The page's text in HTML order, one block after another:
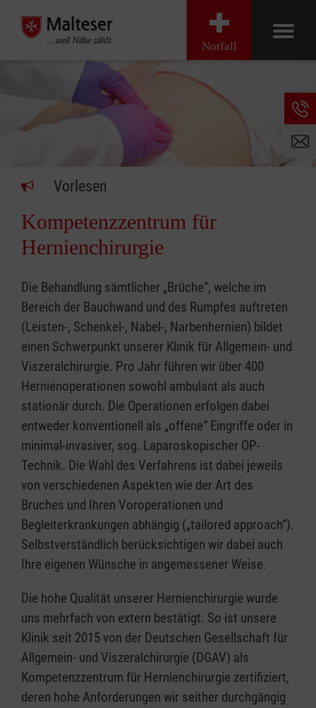
Notfall
Vorlesen
Kompetenzzentrum für
Hernienchirurgie
Die Behandlung sämtlicher „Brüche“, welche im
Bereich der Bauchwand und des Rumpfes auftreten
(Leisten-, Schenkel-, Nabel-, Narbenhernien) bildet
einen Schwerpunkt unserer Klinik für Allgemein- und
Viszeralchirurgie. Pro Jahr führen wir über 400
Hernienoperationen sowohl ambulant als auch
stationär durch. Die Operationen erfolgen dabei
entweder konventionell als „offene“ Eingriffe oder in
minimal-invasiver, sog. Laparoskopischer OP-
Technik. Die Wahl des Verfahrens ist dabei jeweils
von verschiedenen Aspekten wie der Art des
Bruches und Ihren Voroperationen und
Begleiterkrankungen abhängig („tailored approach“).
Selbstverständlich berücksichtigen wir dabei auch
Ihre eigenen Wünsche in angemessener Weise.
Die hohe Qualität unserer Hernienchirurgie wurde
uns mehrfach von extern bestätigt. So ist unsere
Klinik seit 2015 von der Deutschen Gesellschaft für
Allgemein- und Viszeralchirurgie (DGAV) als
Kompetenzzentrum für Hernienchirurgie zertifiziert,
deren hohe Anforderungen wir seither durchgängig